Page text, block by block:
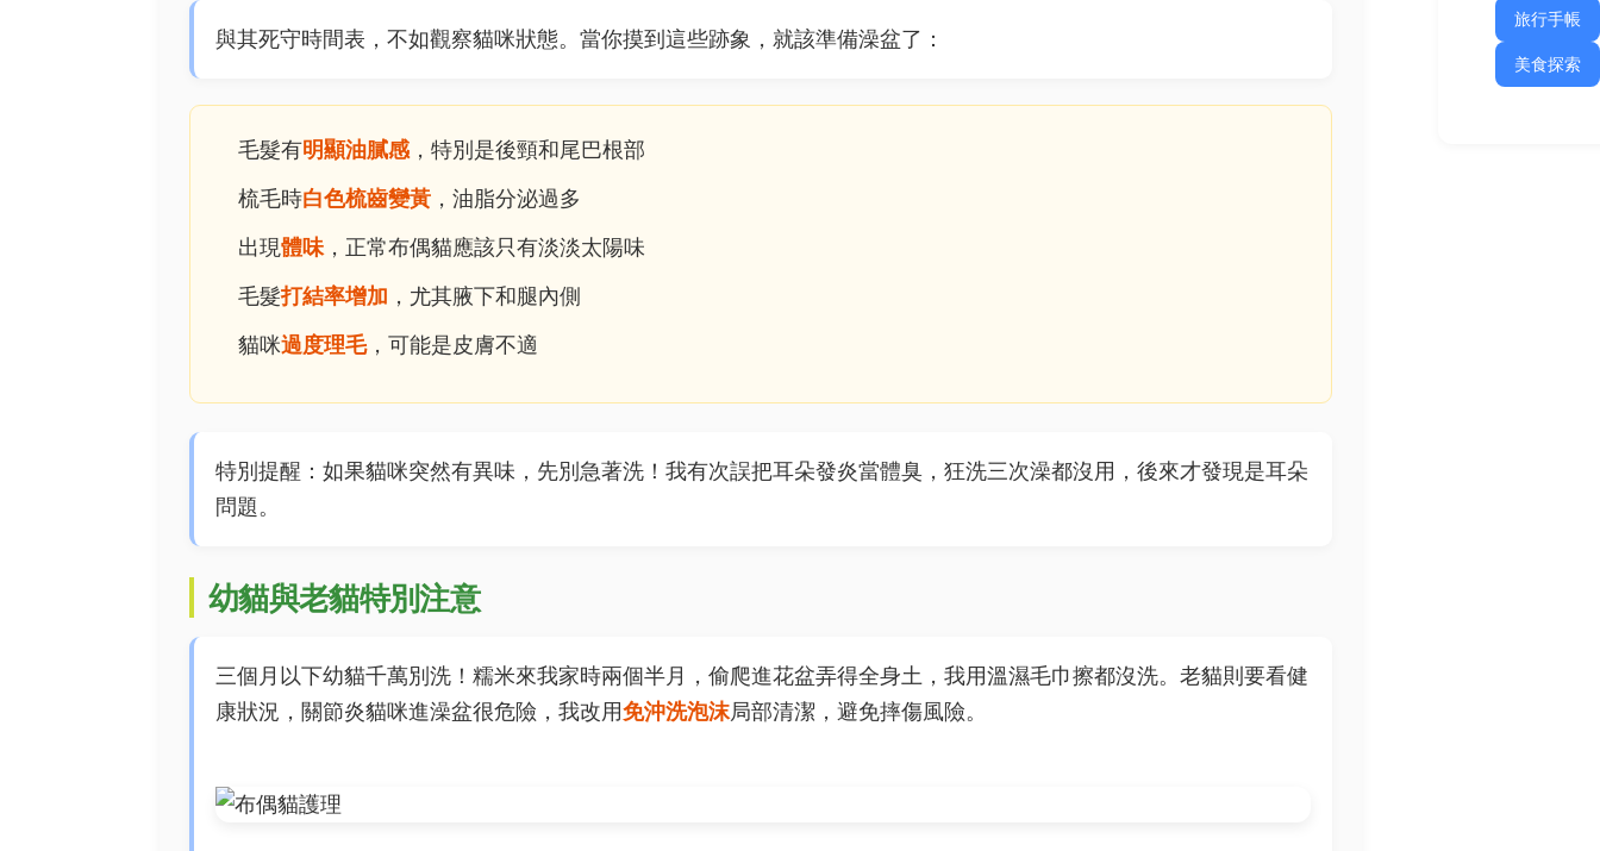
與其死守時間表，不如觀察貓咪狀態。當你摸到這些跡象，就該準備澡盆了：
毛髮有明顯油膩感 ，特別是後頸和尾巴根部
梳毛時白色梳齒變黃 ，油脂分泌過多
出現體味 ，正常布偶貓應該只有淡淡太陽味
毛髮打結率增加 ，尤其腋下和腿內側
貓咪過度理毛，可能是皮膚不適
特別提醒：如果貓咪突然有異味，先別急著洗！我有次誤把耳朵發炎當體臭，狂洗三次澡都沒用，後來才發現是耳朵
問題。
幼貓與老貓特別注意
三個月以下幼貓千萬別洗！糯米來我家時兩個半月，偷爬進花盆弄得全身土，我用溫濕毛巾擦都沒洗。老貓則要看健
康狀況，關節炎貓咪進澡盆很危險，我改用免沖洗泡沫局部清潔，避免摔傷風險。
旅行手帳
美食探索